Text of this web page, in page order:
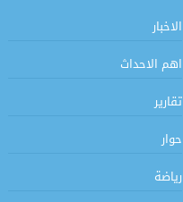
الاخبار
اهم الاحداث
تقارير
حوار
رياضة